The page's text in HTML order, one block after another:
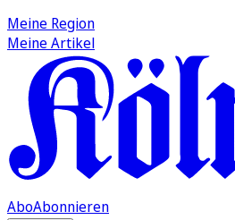
Meine Region
Meine Artikel
AboAbonnieren